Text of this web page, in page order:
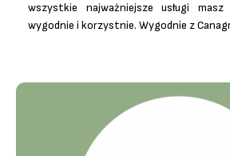
wszystkie najważniejsze usługi
wygodnie i korzystnie. Wygodnie z